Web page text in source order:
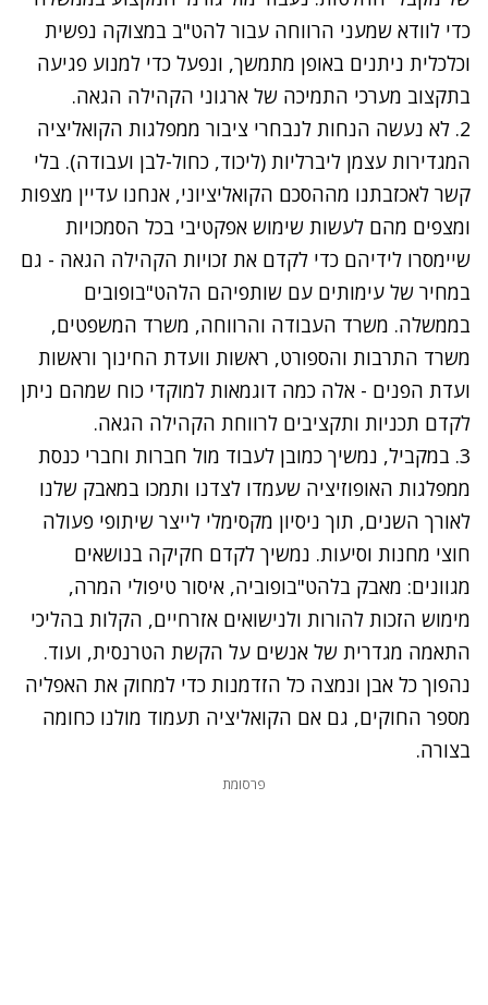
כדי לוודא שמעני הרווחה עבור להט"ב במצוקה נפשית
וכלכלית ניתנים באופן מתמשך, ונפעל כדי למנוע פגיעה
בתקצוב מערכי התמיכה של ארגוני הקהילה הגאה.
2. לא נעשה הנחות לנבחרי ציבור ממפלגות הקואליציה
המגדירות עצמן ליברליות (ליכוד, כחול-לבן ועבודה). בלי
קשר לאכזבתנו מההסכם הקואליציוני, אנחנו עדיין מצפות
ומצפים מהם לעשות שימוש אפקטיבי בכל הסמכויות
שיימסרו לידיהם כדי לקדם את זכויות הקהילה הגאה - גם
במחיר של עימותים עם שותפיהם הלהט"בופובים
בממשלה. משרד העבודה והרווחה, משרד המשפטים,
משרד התרבות והספורט, ראשות וועדת החינוך וראשות
ועדת הפנים - אלה כמה דוגמאות למוקדי כוח שמהם ניתן
לקדם תכניות ותקציבים לרווחת הקהילה הגאה.
3. במקביל, נמשיך כמובן לעבוד מול חברות וחברי כנסת
ממפלגות האופוזיציה שעמדו לצדנו ותמכו במאבק שלנו
לאורך השנים, תוך ניסיון מקסימלי לייצר שיתופי פעולה
חוצי מחנות וסיעות. נמשיך לקדם חקיקה בנושאים
מגוונים: מאבק בלהט"בופוביה, איסור טיפולי המרה,
מימוש הזכות להורות ולנישואים אזרחיים, הקלות בהליכי
התאמה מגדרית של אנשים על הקשת הטרנסית, ועוד.
נהפוך כל אבן ונמצה כל הזדמנות כדי למחוק את האפליה
מספר החוקים, גם אם הקואליציה תעמוד מולנו כחומה
בצורה.
פרסומת